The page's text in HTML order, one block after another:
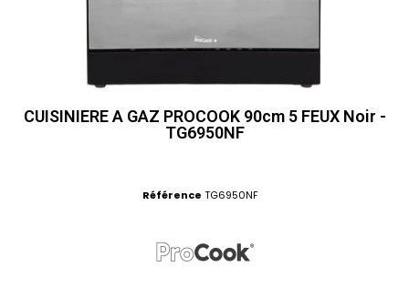
CUISINIERE A GAZ PROCOOK 90cm 5 FEUX Noir -
TG6950NF
Référence TG6950NF